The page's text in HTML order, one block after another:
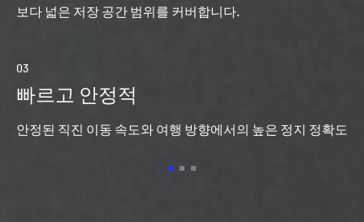
보다 넓은 저장 공간 범위를 커버합니다.
03
빠르고 안정적
안정된 직진 이동 속도와 여행 방향에서의 높은 정지 정확도